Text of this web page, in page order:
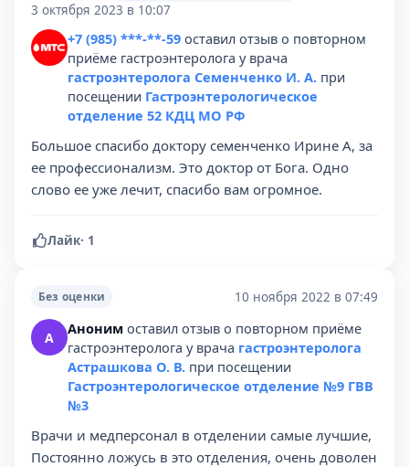
3 октября 2023 в 10:07
+7 (985) ***-**-59 оставил отзыв о повторном
приёме гастроэнтеролога у врача
гастроэнтеролога Семенченко И. А. при
посещении Гастроэнтерологическое
отделение 52 КДЦ МО РФ
Большое спасибо доктору семенченко Ирине А, за
ее профессионализм. Это доктор от Бога. Одно
слово ее уже лечит, спасибо вам огромное.
Лайк· 1
Без оценки 10 ноября 2022 в 07:49
А Аноним оставил отзыв о повторном приёме
гастроэнтеролога у врача гастроэнтеролога
Астрашкова О. В. при посещении
Гастроэнтерологическое отделение №9 ГВВ
№3
Врачи и медперсонал в отделении самые лучшие,
Постоянно ложусь в это отделения, очень доволен